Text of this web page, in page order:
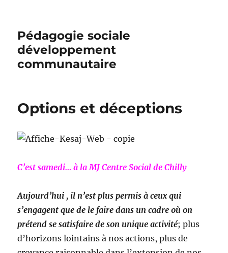
Pédagogie sociale
développement
communautaire
Options et déceptions
C’est samedi… à la MJ Centre Social de Chilly
Aujourd’hui , il n’est plus permis à ceux qui
s’engagent que de le faire dans un cadre où on
prétend se satisfaire de son unique activité; plus
d’horizons lointains à nos actions, plus de